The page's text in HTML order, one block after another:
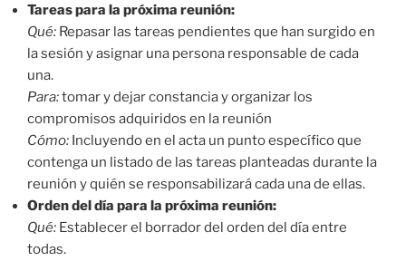
Tareas para la próxima reunión:
Qué: Repasar las tareas pendientes que han surgido en
la sesión y asignar una persona responsable de cada
una.
Para:tomar y dejar constancia y organizar los
compromisos adquiridos en la reunión
Cómo: Incluyendo en el acta un punto específico que
contenga un listado de las tareas planteadas durante la
reunión y quién se responsabilizará cada una de ellas.
Orden del día para la próxima reunión:
Qué: Establecer el borrador del orden del día entre
todas.